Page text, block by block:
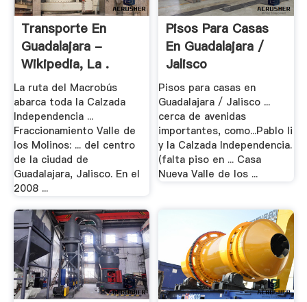
Transporte En
Guadalajara -
Wikipedia, La .
La ruta del Macrobús
abarca toda la Calzada
Independencia ...
Fraccionamiento Valle de
los Molinos: ... del centro
de la ciudad de
Guadalajara, Jalisco. En el
2008 ...
Pisos Para Casas
En Guadalajara /
Jalisco
Pisos para casas en
Guadalajara / Jalisco ...
cerca de avenidas
importantes, como...Pablo Ii
y la Calzada Independencia.
(falta piso en ... Casa
Nueva Valle de los ...